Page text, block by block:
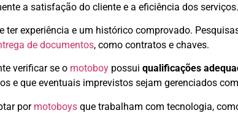
a satisfação do cliente e a eficiência dos serviços.
ter experiência e um histórico comprovado.
de documentos, como contratos e chaves.
verificar se o motoboy possui qualificações
e que eventuais imprevistos sejam gerenciados
por motoboys que trabalham com tecnologia,